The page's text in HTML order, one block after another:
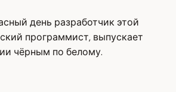
день разработчик этой
программист, выпускает
чёрным по белому.